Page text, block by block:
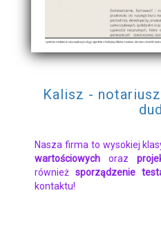
Kalisz -
Nasza firma to wysokiej
wartościowych oraz
również sporządzenie
kontaktu!